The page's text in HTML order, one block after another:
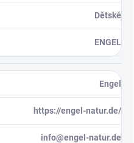
Dětské
ENGEL
Engel
https://engel-natur.de/
info@engel-natur.de